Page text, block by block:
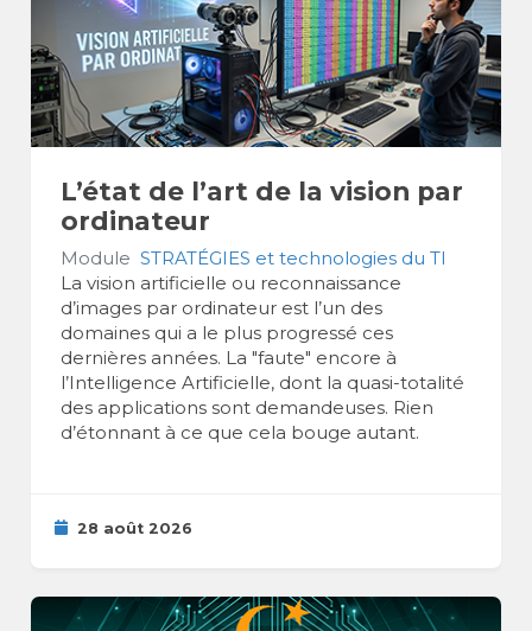
L’état de l’art de la vision par
ordinateur
Module STRATÉGIES et technologies du TI
La vision artificielle ou reconnaissance
d’images par ordinateur est l’un des
domaines qui a le plus progressé ces
dernières années. La "faute" encore à
l’Intelligence Artificielle, dont la quasi-totalité
des applications sont demandeuses. Rien
d’étonnant à ce que cela bouge autant.
28 août 2026